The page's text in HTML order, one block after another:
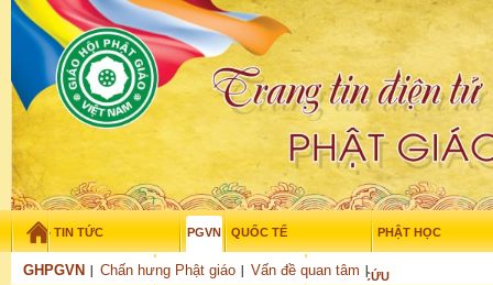
TIN TỨC PGVN
GHPGVN Chấn hưng Phật giáo Vấn đề quan tâm
QUỐC TẾ PHẬT HỌC
THỜI ĐẠI TUỔI TRẺ NGHIÊN CỨU
Thứ bảy - 8/08/2026 – 02 :02:51